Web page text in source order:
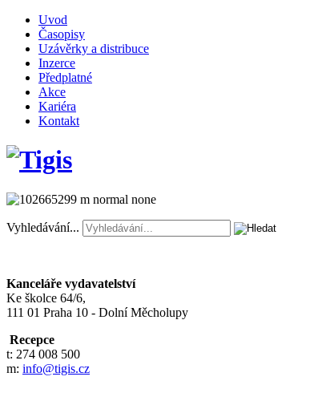
Uvod
Časopisy
Uzávěrky a distribuce
Inzerce
Předplatné
Akce
Kariéra
Kontakt
Vyhledávání...
Kanceláře vydavatelství
Ke školce 64/6,
111 01 Praha 10 - Dolní Měcholupy
Recepce
t: 274 008 500
m: info@tigis.cz